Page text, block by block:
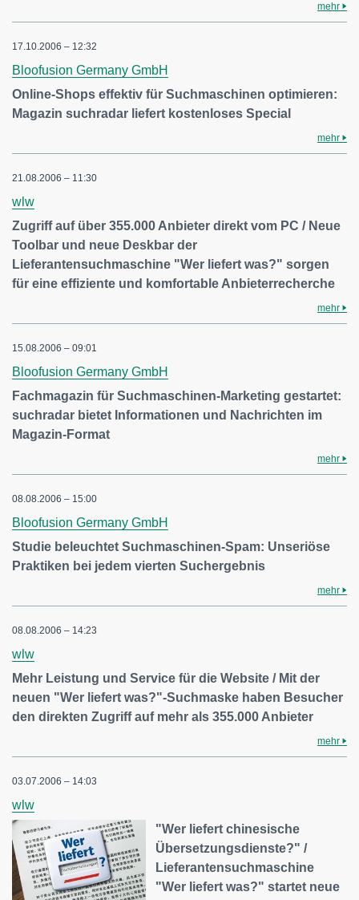
mehr
17.10.2006 – 12:32
Bloofusion Germany GmbH
Online-Shops effektiv für Suchmaschinen optimieren:
Magazin suchradar liefert kostenloses Special
mehr
21.08.2006 – 11:30
wlw
Zugriff auf über 355.000 Anbieter direkt vom PC / Neue
Toolbar und neue Deskbar der
Lieferantensuchmaschine "Wer liefert was?" sorgen
für eine effiziente und komfortable Anbieterrecherche
mehr
15.08.2006 – 09:01
Bloofusion Germany GmbH
Fachmagazin für Suchmaschinen-Marketing gestartet:
suchradar bietet Informationen und Nachrichten im
Magazin-Format
mehr
08.08.2006 – 15:00
Bloofusion Germany GmbH
Studie beleuchtet Suchmaschinen-Spam: Unseriöse
Praktiken bei jedem vierten Suchergebnis
mehr
08.08.2006 – 14:23
wlw
Mehr Leistung und Service für die Website / Mit der
neuen "Wer liefert was?"-Suchmaske haben Besucher
den direkten Zugriff auf mehr als 355.000 Anbieter
mehr
03.07.2006 – 14:03
wlw
"Wer liefert chinesische
Übersetzungsdienste?" /
Lieferantensuchmaschine
"Wer liefert was?" startet neue